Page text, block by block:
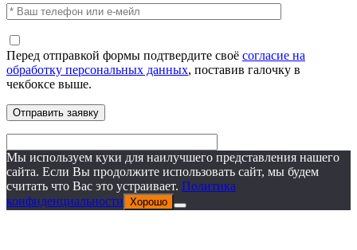
Перед отправкой формы подтвердите своё согласие на
обработку персональных данных, поставив галочку в
чекбоксе выше.
Мы используем куки для наилучшего представления нашего
сайта. Если Вы продолжите использовать сайт, мы будем
считать что Вас это устраивает. Политика
конфиденциальности Хорошо